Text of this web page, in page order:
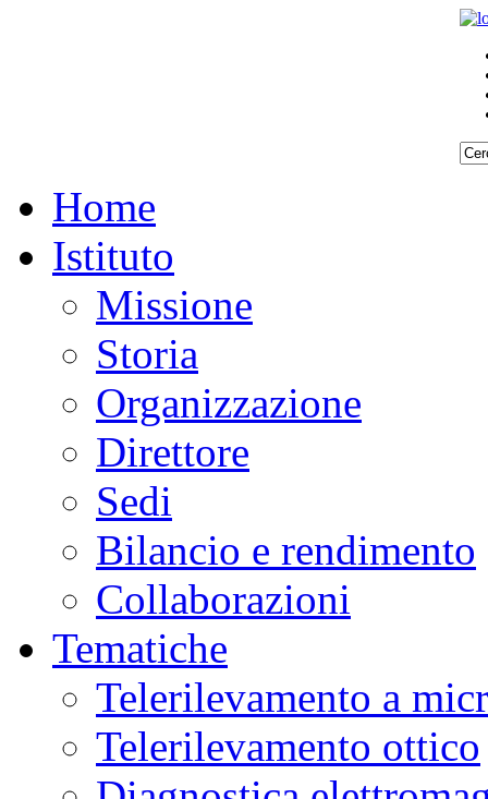
Home
Istituto
Missione
Storia
Organizzazione
Direttore
Sedi
Bilancio e rendimento
Collaborazioni
Tematiche
Telerilevamento a
Telerilevamento ottico